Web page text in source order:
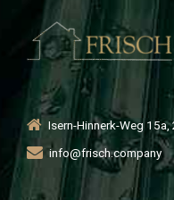
Isern-Hinnerk-Weg
info@frisch.company